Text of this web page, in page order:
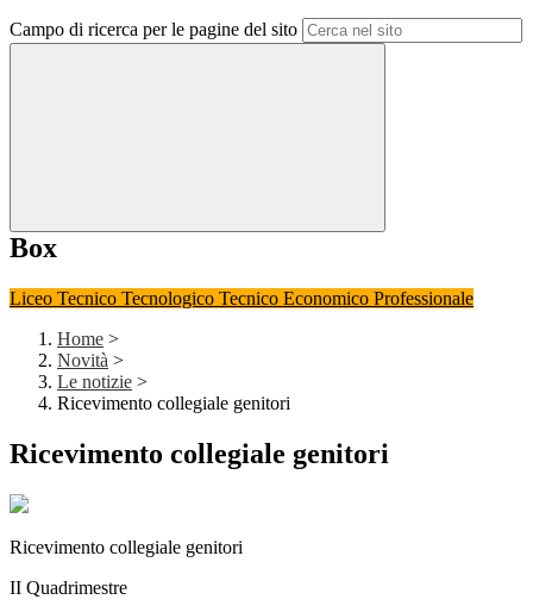
Campo di ricerca per le pagine del sito
Box
Liceo Tecnico Tecnologico Tecnico Economico Professionale
Home >
Novità >
Le notizie >
Ricevimento collegiale genitori
Ricevimento collegiale genitori
Ricevimento collegiale genitori
II Quadrimestre